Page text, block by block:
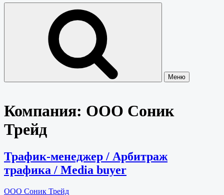
Меню
Компания: ООО Соник
Трейд
Трафик-менеджер / Арбитраж
трафика / Media buyer
ООО Соник Трейд